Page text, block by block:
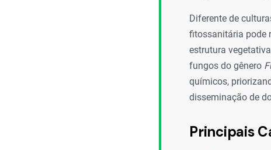
Diferente de
fitossanitária pode
estrutura
fungos do gênero
químicos,
disseminação de
Principais